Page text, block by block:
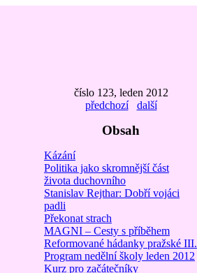
číslo 123, leden 2012
předchozí
další
Obsah
Kázání
Politika jako skromnější část
života duchovního
Stanislav Rejthar: Dobří vojáci
padli
Překonat strach
MAGNI – Cesty s příběhem
Reformované hádanky pražské III.
Program nedělní školy leden 2012
Kurz pro začátečníky